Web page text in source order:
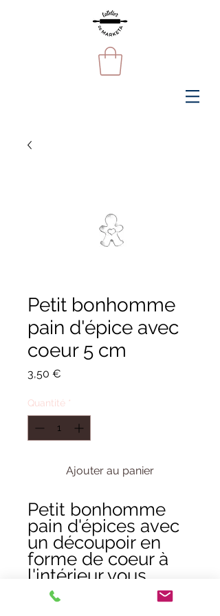
Petit bonhomme
pain d'épice avec
coeur 5 cm
3,50 €
Quantité *
Ajouter au panier
Petit bonhomme
pain d'épices avec
un découpoir en
forme de coeur à
l'intérieur vous
permet de réaliser
un gâteau troué à